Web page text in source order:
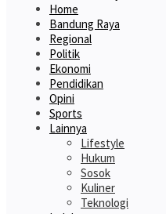
Home
Bandung Raya
Regional
Politik
Ekonomi
Pendidikan
Opini
Sports
Lainnya
Lifestyle
Hukum
Sosok
Kuliner
Teknologi